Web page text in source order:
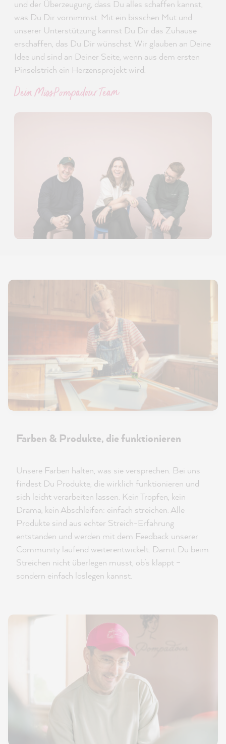
und der Überzeugung, dass Du alles schaffen kannst,
was Du Dir vornimmst. Mit ein bisschen Mut und
unserer Unterstützung kannst Du Dir das Zuhause
erschaffen, das Du Dir wünschst. Wir glauben an Deine
Idee und sind an Deiner Seite, wenn aus dem ersten
Pinselstrich ein Herzensprojekt wird.
Dein MissPompadour Team
Farben & Produkte, die funktionieren
Unsere Farben halten, was sie versprechen. Bei uns
findest Du Produkte, die wirklich funktionieren und
sich leicht verarbeiten lassen. Kein Tropfen, kein
Drama, kein Abschleifen: einfach streichen. Alle
Produkte sind aus echter Streich-Erfahrung
entstanden und werden mit dem Feedback unserer
Community laufend weiterentwickelt. Damit Du beim
Streichen nicht überlegen musst, ob’s klappt –
sondern einfach loslegen kannst.